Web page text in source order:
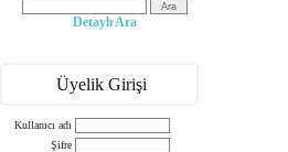
Detaylı Ara
Üyelik Girişi
Kullanıcı adı
Şifre